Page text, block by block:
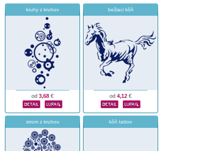
kruhy z kruhov
od 3,68 €
bežiaci kôň
od 4,12 €
strom z kruhou kôň tattoo